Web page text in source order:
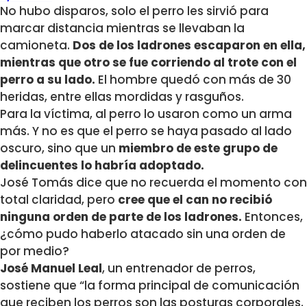
No hubo disparos, solo el perro les sirvió para
marcar distancia mientras se llevaban la
camioneta. Dos de los ladrones escaparon en ella,
mientras que otro se fue corriendo al trote con el
perro a su lado. El hombre quedó con más de 30
heridas, entre ellas mordidas y rasguños.
Para la víctima, al perro lo usaron como un arma
más. Y no es que el perro se haya pasado al lado
oscuro, sino que un miembro de este grupo de
delincuentes lo habría adoptado.
José Tomás dice que no recuerda el momento con
total claridad, pero cree que el can no recibió
ninguna orden de parte de los ladrones. Entonces,
¿cómo pudo haberlo atacado sin una orden de
por medio?
José Manuel Leal, un entrenador de perros,
sostiene que “la forma principal de comunicación
que reciben los perros son las posturas corporales.